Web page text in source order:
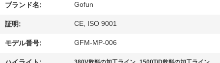
ブランド名: Gofun
証明: CE, ISO 9001
モデル番号: GFM-MP-006